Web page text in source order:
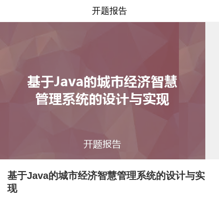
开题报告
基于Java的城市经济智慧管理系统的设计与实
现